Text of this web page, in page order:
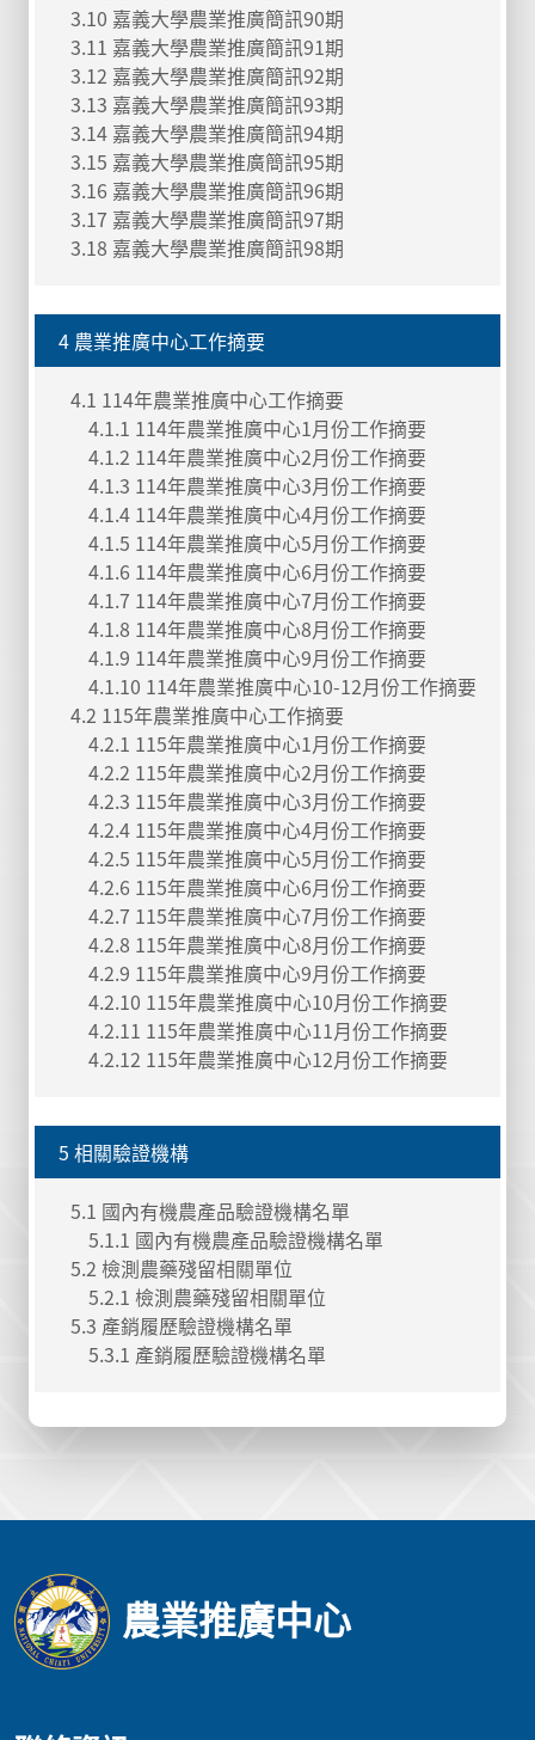
3.10 嘉義大學農業推廣簡訊90期
3.11 嘉義大學農業推廣簡訊91期
3.12 嘉義大學農業推廣簡訊92期
3.13 嘉義大學農業推廣簡訊93期
3.14 嘉義大學農業推廣簡訊94期
3.15 嘉義大學農業推廣簡訊95期
3.16 嘉義大學農業推廣簡訊96期
3.17 嘉義大學農業推廣簡訊97期
3.18 嘉義大學農業推廣簡訊98期
4 農業推廣中心工作摘要
4.1 114年農業推廣中心工作摘要
4.1.1 114年農業推廣中心1月份工作摘要
4.1.2 114年農業推廣中心2月份工作摘要
4.1.3 114年農業推廣中心3月份工作摘要
4.1.4 114年農業推廣中心4月份工作摘要
4.1.5 114年農業推廣中心5月份工作摘要
4.1.6 114年農業推廣中心6月份工作摘要
4.1.7 114年農業推廣中心7月份工作摘要
4.1.8 114年農業推廣中心8月份工作摘要
4.1.9 114年農業推廣中心9月份工作摘要
4.1.10 114年農業推廣中心10-12月份工作摘要
4.2 115年農業推廣中心工作摘要
4.2.1 115年農業推廣中心1月份工作摘要
4.2.2 115年農業推廣中心2月份工作摘要
4.2.3 115年農業推廣中心3月份工作摘要
4.2.4 115年農業推廣中心4月份工作摘要
4.2.5 115年農業推廣中心5月份工作摘要
4.2.6 115年農業推廣中心6月份工作摘要
4.2.7 115年農業推廣中心7月份工作摘要
4.2.8 115年農業推廣中心8月份工作摘要
4.2.9 115年農業推廣中心9月份工作摘要
4.2.10 115年農業推廣中心10月份工作摘要
4.2.11 115年農業推廣中心11月份工作摘要
4.2.12 115年農業推廣中心12月份工作摘要
5 相關驗證機構
5.1 國內有機農產品驗證機構名單
5.1.1 國內有機農產品驗證機構名單
5.2 檢測農藥殘留相關單位
5.2.1 檢測農藥殘留相關單位
5.3 產銷履歷驗證機構名單
5.3.1 產銷履歷驗證機構名單
農業推廣中心